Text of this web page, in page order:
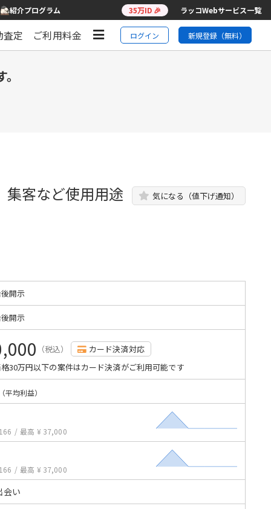
紹介プログラム 35万ID 🎉 ラッコWebサービス一覧
査定 ご利用料金 ログイン 新規登録（無料）
集客など使用用途
気になる（値下げ通知）
開示
開示
（税込）
カード決済対応
30万円以下の案件はカード決済がご利用可能です
（平均利益）
/ 最高 ¥ 37,000
/ 最高 ¥ 37,000
会い